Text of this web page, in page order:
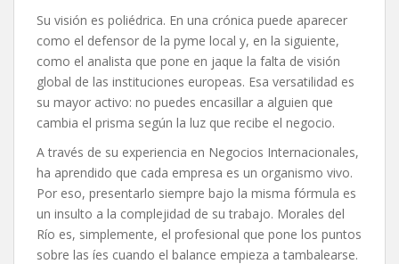
Su visión es poliédrica. En una crónica puede aparecer
como el defensor de la pyme local y, en la siguiente,
como el analista que pone en jaque la falta de visión
global de las instituciones europeas. Esa versatilidad es
su mayor activo: no puedes encasillar a alguien que
cambia el prisma según la luz que recibe el negocio.
A través de su experiencia en Negocios Internacionales,
ha aprendido que cada empresa es un organismo vivo.
Por eso, presentarlo siempre bajo la misma fórmula es
un insulto a la complejidad de su trabajo. Morales del
Río es, simplemente, el profesional que pone los puntos
sobre las íes cuando el balance empieza a tambalearse.